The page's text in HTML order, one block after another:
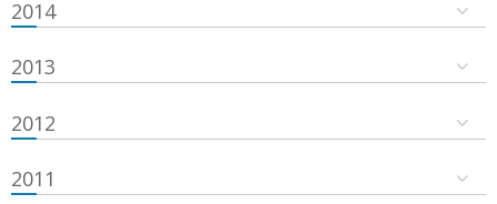
2014
2013
2012
2011